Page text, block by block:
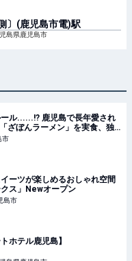
〕(鹿児島市電)駅
島県鹿児島市
ール......!? 鹿児島で長年愛され
ざぼんラーメン」を実食、独
市
ーツが楽しめるおしゃれ空間
クス」Newオープン
島市
ホテル鹿児島】